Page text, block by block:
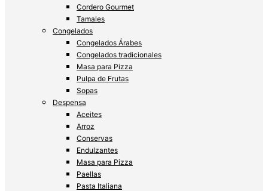
Cordero Gourmet
Tamales
Congelados
Congelados Árabes
Congelados tradicionales
Masa para Pizza
Pulpa de Frutas
Sopas
Despensa
Aceites
Arroz
Conservas
Endulzantes
Masa para Pizza
Paellas
Pasta Italiana